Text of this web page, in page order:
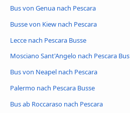
Bus von Genua nach Pescara
Busse von Kiew nach Pescara
Lecce nach Pescara Busse
Mosciano Sant'Angelo nach Pescara Bus
Bus von Neapel nach Pescara
Palermo nach Pescara Busse
Bus ab Roccaraso nach Pescara